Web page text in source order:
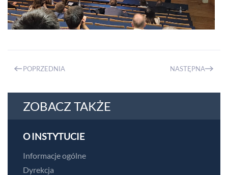
POPRZEDNIA NASTĘPNA
ZOBACZ TAKŻE
O INSTYTUCIE
Informacje ogólne
Dyrekcja